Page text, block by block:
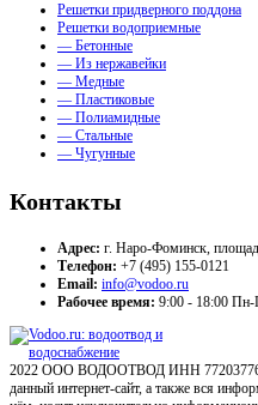
Решетки придверного поддона
Решетки водоприемные
— Бетонные
— Из нержавейки
— Медные
— Пластиковые
— Полиамидные
— Стальные
— Чугунные
Контакты
Адрес: г. Наро-Фоминск,
Телефон: +7 (495) 155-0121
Email: info@vodoo.ru
Рабочее время: 9:00 - 18:00
2022 ООО ВОДООТВОД ИНН
данный интернет-сайт, а также вся